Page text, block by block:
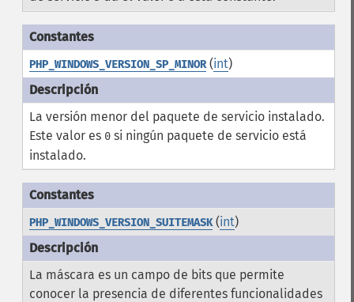
PHP_WINDOWS_VERSION_SP_MINOR(int)
La versión menor del paquete de servicio instalado.
Este valor es 0si ningún paquete de servicio está
instalado.
PHP_WINDOWS_VERSION_SUITEMASK(int)
La máscara es un campo de bits que permite
conocer la presencia de diferentes funcionalidades